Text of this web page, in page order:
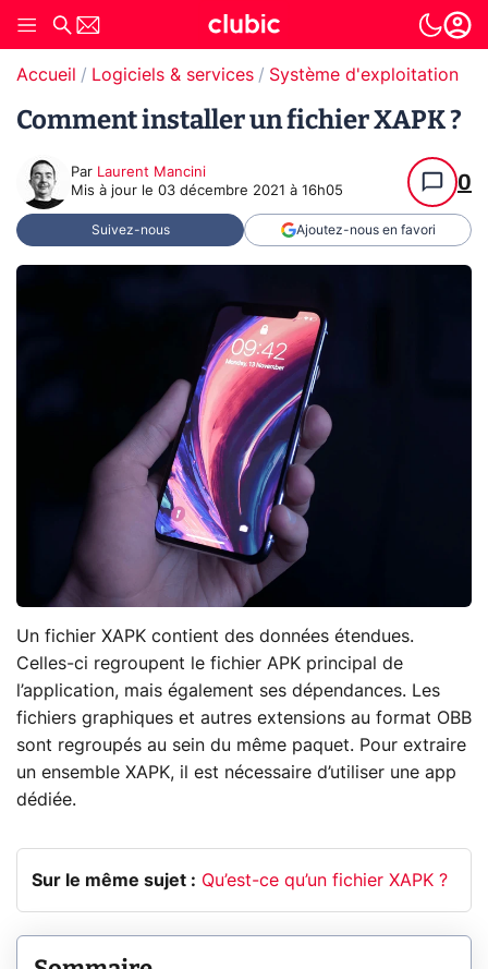
Accueil Logiciels & services Système d'exploitation
Comment installer un fichier XAPK ?
Par Laurent Mancini
Mis à jour le 03 décembre 2021 à 16h05 0
Suivez-nous Ajoutez-nous en favori
Un fichier XAPK contient des données étendues.
Celles-ci regroupent le fichier APK principal de
l’application, mais également ses dépendances. Les
fichiers graphiques et autres extensions au format OBB
sont regroupés au sein du même paquet. Pour extraire
un ensemble XAPK, il est nécessaire d’utiliser une app
dédiée.
Sur le même sujet : Qu’est-ce qu’un fichier XAPK ?